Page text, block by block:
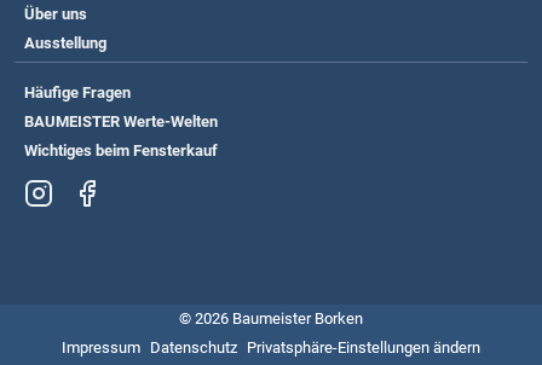
Über uns
Ausstellung
Häufige Fragen
BAUMEISTER Werte-Welten
Wichtiges beim Fensterkauf
© 2026 Baumeister Borken
Impressum Datenschutz Privatsphäre-Einstellungen ändern